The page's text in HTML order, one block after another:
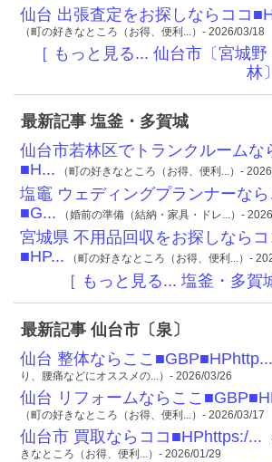
仙台 出張査定をお探しならココ
（町の好きなところ（お得、便利...）- 2026/03/18
［ もっと見る... 仙台市〔宮城
林
最新記事 塩釜・多賀城
仙台市若林区でトランクルームな
■H... （町の好きなところ（お得、便利...）-
塩竈 ウェディングプランナーなら
■G... （婚前の準備（結納・家具・ドレ...）-
宮城県 不用品回収をお探しならコ
■HP... （町の好きなところ（お得、便利...）-
［ もっと見る... 塩釜・多賀
最新記事 仙台市〔泉〕
仙台 整体ならここ■GBP■HPhttp...
り、腰痛などにオススメの...）- 2026/03/26
仙台 リフォームならここ
（町の好きなところ（お得、便利...）- 2026/03/17
仙台市 買取ならココ■HPhttps:/...
きなところ（お得、便利...）- 2026/01/29